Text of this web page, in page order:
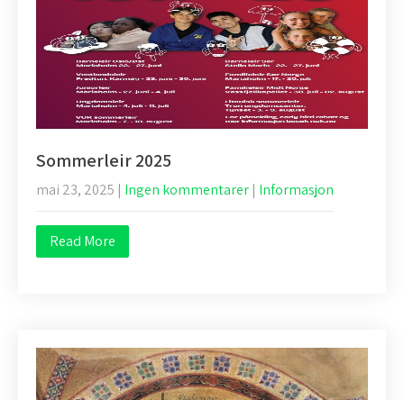
Sommerleir 2025
mai 23, 2025 | Ingen kommentarer | Informasjon
Read More